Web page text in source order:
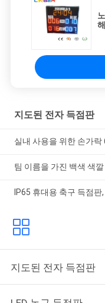
지도된 전자 득점판
실내 사용을 위한 손가락
팀 이름을 가진 백색 색
IP65 휴대용 축구 득점
지도된 전자 득점판